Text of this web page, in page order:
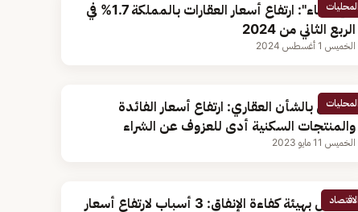
المحليات
"الإحصاء": ارتفاع أسعار العقارات بالمملكة 1.7% في
الربع الثاني من 2024
الخميس 1 أغسطس 2024
المحليات
مختص بالشأن العقاري: ارتفاع أسعار الفائدة
والمنتجات السكنية أدى للعزوف عن الشراء
الخميس 11 مايو 2023
الاقتصاد
مسؤول بهيئة كفاءة الإنفاق: 3 أسباب لارتفاع أسعار